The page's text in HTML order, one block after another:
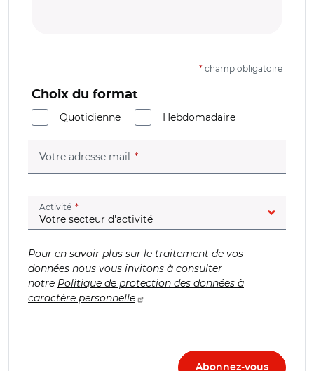
* champ obligatoire
Choix du format
Quotidienne
Hebdomadaire
Votre adresse mail (champ obligatoire)
Activité (champ obligatoire)
Pour en savoir plus sur le traitement de vos
données nous vous invitons à consulter
notre Politique de protection des données à
caractère personnelle